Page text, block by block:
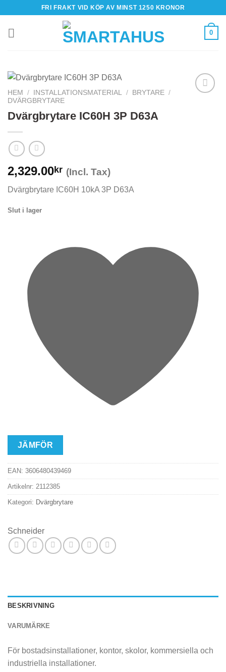
content
FRI FRAKT VID KÖP AV MINST 1250 KRONOR
0
HEM / INSTALLATIONSMATERIAL / BRYTARE /
DVÄRGBRYTARE
Dvärgbrytare IC60H 3P D63A
2,329.00kr (Incl. Tax)
Dvärgbrytare IC60H 10kA 3P D63A
Slut i lager
JÄMFÖR
EAN: 3606480439469
Artikelnr: 2112385
Kategori: Dvärgbrytare
Schneider
BESKRIVNING
VARUMÄRKE
För bostadsinstallationer, kontor, skolor, kommersiella och
industriella installationer.